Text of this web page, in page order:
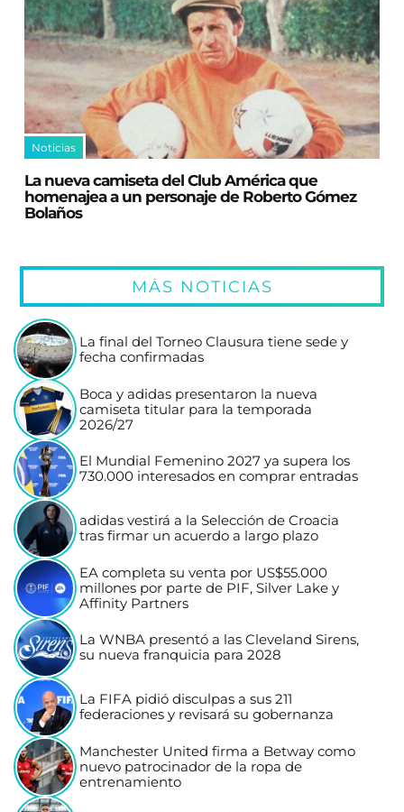
Noticias
La nueva camiseta del Club América que
homenajea a un personaje de Roberto Gómez
Bolaños
MÁS NOTICIAS
La final del Torneo Clausura tiene sede y
fecha confirmadas
Boca y adidas presentaron la nueva
camiseta titular para la temporada
2026/27
El Mundial Femenino 2027 ya supera los
730.000 interesados en comprar entradas
adidas vestirá a la Selección de Croacia
tras firmar un acuerdo a largo plazo
EA completa su venta por US$55.000
millones por parte de PIF, Silver Lake y
Affinity Partners
La WNBA presentó a las Cleveland Sirens,
su nueva franquicia para 2028
La FIFA pidió disculpas a sus 211
federaciones y revisará su gobernanza
Manchester United firma a Betway como
nuevo patrocinador de la ropa de
entrenamiento